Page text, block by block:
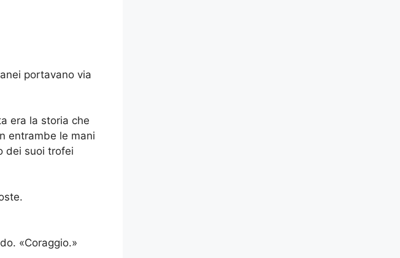
portavano via
era la storia che
entrambe le mani
dei suoi trofei
«Coraggio.»